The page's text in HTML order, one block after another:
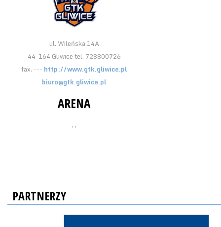
ul. Wileńska 14A
44-164 Gliwice tel. 728800726
fax. --- http://www.gtk.gliwice.pl
biuro@gtk.gliwice.pl
ARENA
, ,
PARTNERZY